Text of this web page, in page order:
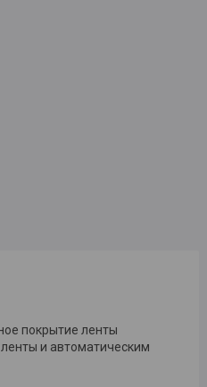
покрытие ленты
и автоматическим